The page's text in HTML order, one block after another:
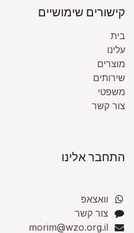
קישורים שימושיים
בית
עלינו
מוצרים
שירותים
משפטי
צור קשר
התחבר אלינו
וואצאפ
צור קשר
morim@wzo.org.il